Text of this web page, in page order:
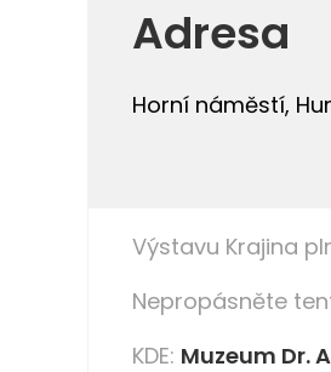
Adresa
Horní náměstí,
Výstavu Krajina
Nepropásněte
KDE: Muzeum Dr.